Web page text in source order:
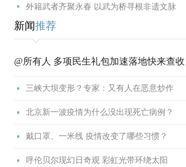
外籍武者齐聚永春 以武为桥寻根非遗文脉
新闻推荐
@所有人 多项民生礼包加速落地快来查收
三峡大坝变形？专家：又有人在恶意炒作
北京新一波疫情为什么没出现死亡病例？
戴口罩、一米线 疫情改变了哪些习惯？
呼伦贝尔现幻日奇观 彩虹光带环绕太阳